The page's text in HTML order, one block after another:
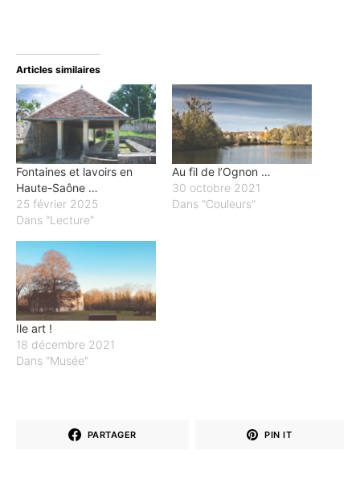
Articles similaires
Fontaines et lavoirs en
Haute-Saône …
25 février 2025
Dans "Lecture"
Au fil de l’Ognon …
30 octobre 2021
Dans "Couleurs"
Ile art !
18 décembre 2021
Dans "Musée"
PARTAGER PIN IT